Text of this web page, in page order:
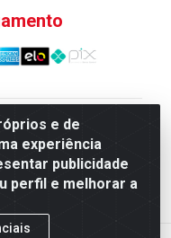
e de
experiência
publicidade
perfil e melhorar a
Comercio e
39 e, 41 - Setor
- CEP 72.135-100 -
80